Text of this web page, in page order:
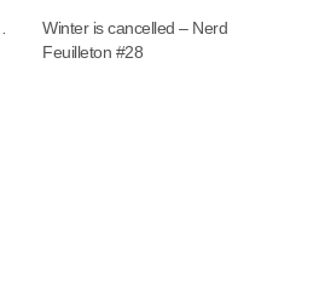
Winter is cancelled – Nerd
Feuilleton #28